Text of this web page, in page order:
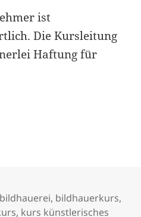
ist
Die Kursleitung
Haftung für
bildhauerei, bildhauerkurs,
, kurs künstlerisches